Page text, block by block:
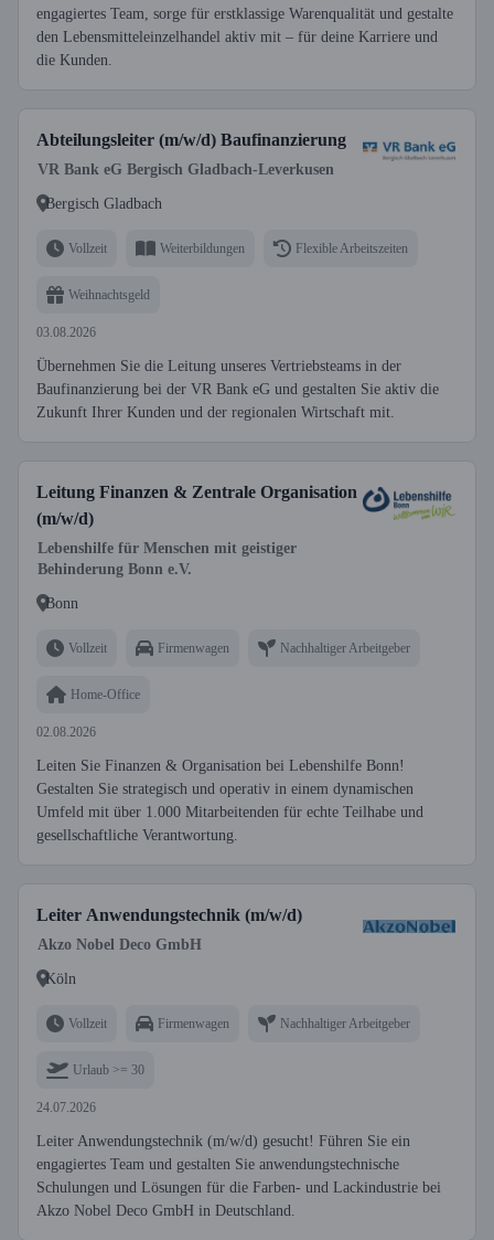
engagiertes Team, sorge für erstklassige Warenqualität und gestalte
den Lebensmitteleinzelhandel aktiv mit – für deine Karriere und
die Kunden.
Abteilungsleiter (m/w/d) Baufinanzierung
VR Bank eG Bergisch Gladbach-Leverkusen
Bergisch Gladbach
Vollzeit Weiterbildungen Flexible Arbeitszeiten
Weihnachtsgeld
03.08.2026
Übernehmen Sie die Leitung unseres Vertriebsteams in der
Baufinanzierung bei der VR Bank eG und gestalten Sie aktiv die
Zukunft Ihrer Kunden und der regionalen Wirtschaft mit.
Leitung Finanzen & Zentrale Organisation
(m/w/d)
Lebenshilfe für Menschen mit geistiger
Behinderung Bonn e.V.
Bonn
Vollzeit Firmenwagen Nachhaltiger Arbeitgeber
Home-Office
02.08.2026
Leiten Sie Finanzen & Organisation bei Lebenshilfe Bonn!
Gestalten Sie strategisch und operativ in einem dynamischen
Umfeld mit über 1.000 Mitarbeitenden für echte Teilhabe und
gesellschaftliche Verantwortung.
Leiter Anwendungstechnik (m/w/d)
Akzo Nobel Deco GmbH
Köln
Vollzeit Firmenwagen Nachhaltiger Arbeitgeber
Urlaub >= 30
24.07.2026
Leiter Anwendungstechnik (m/w/d) gesucht! Führen Sie ein
engagiertes Team und gestalten Sie anwendungstechnische
Schulungen und Lösungen für die Farben- und Lackindustrie bei
Akzo Nobel Deco GmbH in Deutschland.